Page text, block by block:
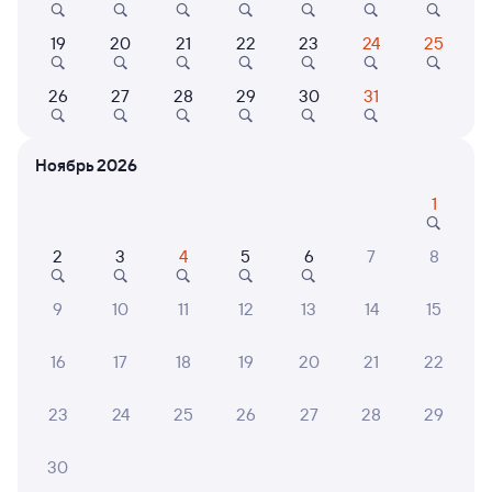
Выбор любимых мест на схемах вагонов
Подробные ответы на вопросы о поездке или
покупке
Частые вопросы
Что нужно, чтобы сесть в поезд?
Как поменять билет на другую дату или
на другой поезд?
Как вернуть билет?
пассажира?
19 20 21 22 23 24 25
26 27 28 29 30 31
Ноябрь 2026
1
2 3 4 5 6 7 8
9 10 11 12 13 14 15
16 17 18 19 20 21 22
23 24 25 26 27 28 29
30